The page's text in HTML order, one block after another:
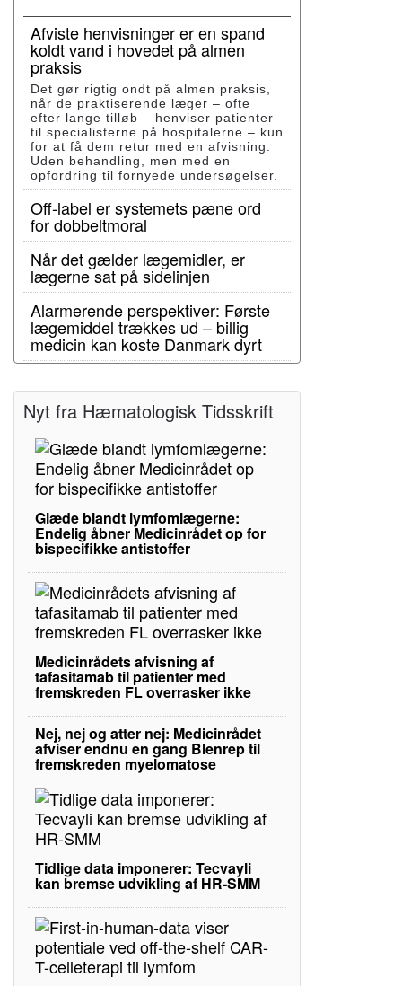
Afviste henvisninger er en spand
koldt vand i hovedet på almen
praksis
Det gør rigtig ondt på almen praksis,
når de praktiserende læger – ofte
efter lange tilløb – henviser patienter
til specialisterne på hospitalerne – kun
for at få dem retur med en afvisning.
Uden behandling, men med en
opfordring til fornyede undersøgelser.
Off-label er systemets pæne ord
for dobbeltmoral
Når det gælder lægemidler, er
lægerne sat på sidelinjen
Alarmerende perspektiver: Første
lægemiddel trækkes ud – billig
medicin kan koste Danmark dyrt
Nyt fra Hæmatologisk Tidsskrift
Glæde blandt lymfomlægerne:
Endelig åbner Medicinrådet op for
bispecifikke antistoffer
Medicinrådets afvisning af
tafasitamab til patienter med
fremskreden FL overrasker ikke
Nej, nej og atter nej: Medicinrådet
afviser endnu en gang Blenrep til
fremskreden myelomatose
Tidlige data imponerer: Tecvayli
kan bremse udvikling af HR-SMM